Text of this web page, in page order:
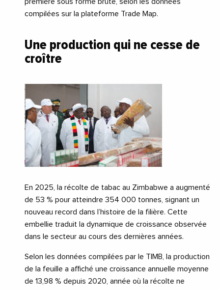
compilées sur la plateforme Trade Map.
Une production qui ne cesse de
croître
En 2025, la récolte de tabac au Zimbabwe a augmenté
de 53 % pour atteindre 354 000 tonnes, signant un
nouveau record dans l’histoire de la filière. Cette
embellie traduit la dynamique de croissance observée
dans le secteur au cours des dernières années.
Selon les données compilées par le TIMB, la production
de la feuille a affiché une croissance annuelle moyenne
de 13,98 % depuis 2020, année où la récolte ne